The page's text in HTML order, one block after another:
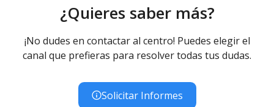
¿Quieres saber más?
¡No dudes en contactar al centro! Puedes elegir el
canal que prefieras para resolver todas tus dudas.
Solicitar Informes